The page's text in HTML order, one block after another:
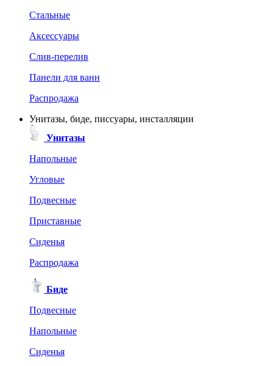
Стальные
Аксессуары
Слив-перелив
Панели для ванн
Распродажа
Унитазы, биде, писсуары, инсталляции
Унитазы
Напольные
Угловые
Подвесные
Приставные
Сиденья
Распродажа
Биде
Подвесные
Напольные
Сиденья